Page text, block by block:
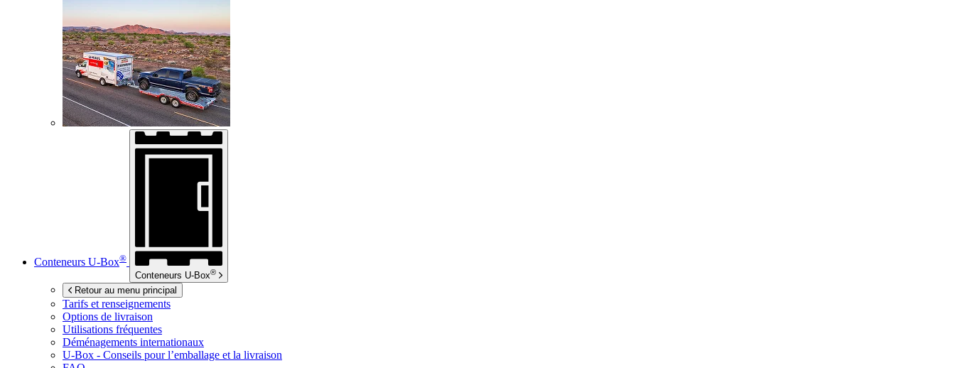
Conteneurs U-Box®
Conteneurs U-Box®
Retour au menu principal
Tarifs et renseignements
Options de livraison
Utilisations fréquentes
Déménagements internationaux
U-Box - Conseils pour l’emballage et la livraison